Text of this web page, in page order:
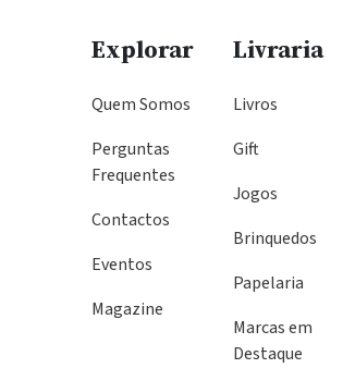
Explorar
Quem Somos
Perguntas
Frequentes
Contactos
Eventos
Magazine
Livraria
Livros
Gift
Jogos
Brinquedos
Papelaria
Marcas em
Destaque